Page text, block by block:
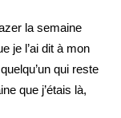
la semaine
je l’ai dit à mon
qui reste
que j’étais là,